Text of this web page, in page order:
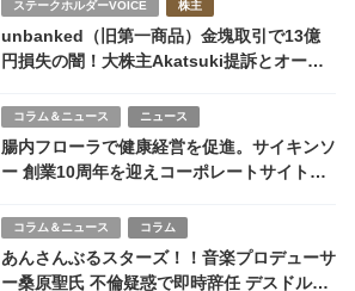
ステークホルダーVOICE 株主
unbanked（旧第一商品）金塊取引で13億
円損失の闇！大株主Akatsuki提訴とオーナ
コラム＆ニュース ニュース
腸内フローラで健康経営を促進。サイキンソ
ー 創業10周年を迎えコーポレートサイトを
コラム＆ニュース コラム
あんさんぶるスターズ！！音楽プロデューサ
ー桑原聖氏 不倫疑惑で即時辞任 デスドル暴